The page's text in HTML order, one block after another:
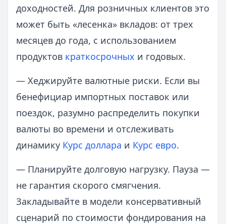
доходностей. Для розничных клиентов это
может быть «лесенка» вкладов: от трех
месяцев до года, с использованием
продуктов краткосрочных и годовых.
— Хеджируйте валютные риски. Если вы
бенефициар импортных поставок или
поездок, разумно распределить покупки
валюты во времени и отслеживать
динамику Курс доллара и Курс евро.
— Планируйте долговую нагрузку. Пауза —
не гарантия скорого смягчения.
Закладывайте в модели консервативный
сценарий по стоимости фондирования на